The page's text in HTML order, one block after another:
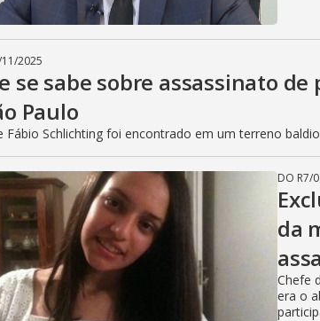
2025
se sabe sobre assassinato
Paulo
Fábio Schlichting foi encontrado em um terreno
DO R7/
da
Chefe
era o